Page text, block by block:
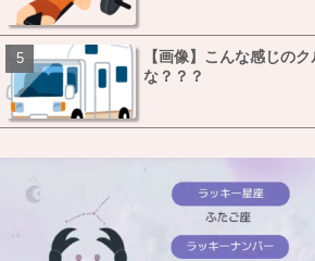
【画像】こんな感じの
な？？？